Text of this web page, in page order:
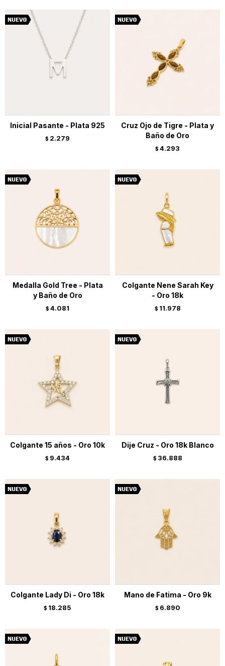
Inicial Pasante - Plata 925
$ 2.279
Cruz Ojo de Tigre - Plata y
Baño de Oro
$ 4.293
Medalla Gold Tree - Plata
y Baño de Oro
$ 4.081
Colgante Nene Sarah Key
- Oro 18k
$ 11.978
Colgante 15 años - Oro 10k
$ 9.434
Dije Cruz - Oro 18k Blanco
$ 36.888
Colgante Lady Di - Oro 18k
$ 18.285
Mano de Fatima - Oro 9k
$ 6.890